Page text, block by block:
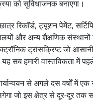
को सुविधाजनक बनाएगा।
रिकॉर्ड, ट्यूशन पेमेंट,
और अन्य शैक्षणिक संस्थानों
ट्रांसक्रिप्ट जो
सब हमारी वास्तविकता में
से अगले दस वर्षों में एक
जो इस क्षेत्र से दूर-दूर तक